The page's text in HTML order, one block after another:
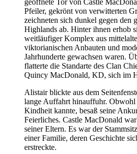
Pfeiler, gekrönt von verwitterten
zeichneten sich dunkel gegen den
Highlands ab. Hinter ihnen erhob
weitläufiger Komplex aus
viktorianischen Anbauten und
Jahrhunderte gewachsen waren.
flatterte die Standarte des Clan
Quincy MacDonald, KD, sich im
Alistair blickte aus dem
lange Auffahrt hinauffuhr. Obwohl
Kindheit kannte, besaß seine
Feierliches. Castle MacDonald
seiner Eltern. Es war der
einer Familie, deren Geschichte
erstreckte.